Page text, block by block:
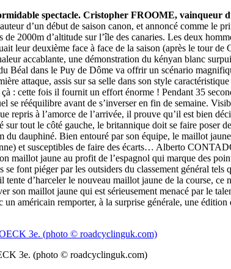
spectacle. Cristopher FROOME, vainqueur
d’un début de saison canon, et annoncé comme le
2000m d’altitude sur l’île des canaries. Les deux
leur deuxième face à face de la saison (après le tour de
accablante, une démonstration du kényan blanc
Béal dans le Puy de Dôme va offrir un scénario
attaque, assis sur sa selle dans son style
: cette fois il fournit un effort énorme ! Pendant 35
rééquilibre avant de s’inverser en fin de semaine.
à l’amorce de l’arrivée, il prouve qu’il est bien
tout le côté gauche, le britannique doit se faire poser
dauphiné. Bien entouré par son équipe, le maillot
et susceptibles de faire des écarts… Alberto
maillot jaune au profit de l’espagnol qui marque des
font piéger par les outsiders du classement général tels
d’harceler le nouveau maillot jaune de la course, ce
son maillot jaune qui est sérieusement menacé par le
américain remporter, à la surprise générale, une édition
3e. (photo © roadcyclinguk.com)